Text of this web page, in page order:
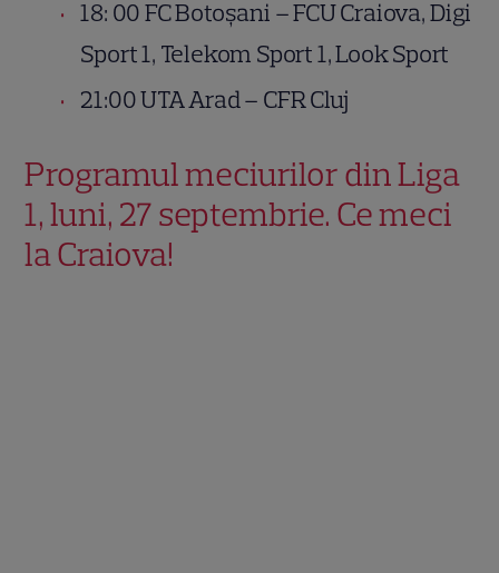
18: 00 FC Botoşani – FCU Craiova, Digi
Sport 1, Telekom Sport 1, Look Sport
21:00 UTA Arad – CFR Cluj
Programul meciurilor din Liga
1, luni, 27 septembrie. Ce meci
la Craiova!